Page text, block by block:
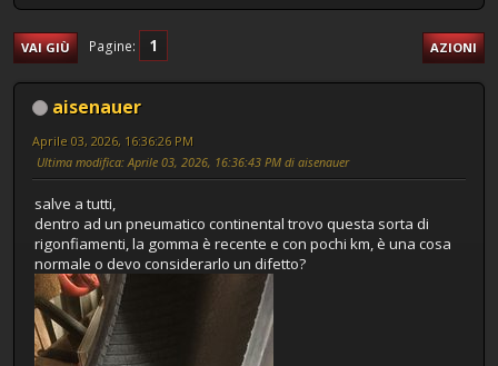
VAI GIÙ Pagine 1 AZIONI
aisenauer
Aprile 03, 2026, 16:36:26 PM
Ultima modifica: Aprile 03, 2026, 16:36:43 PM di aisenauer
salve a tutti,
dentro ad un pneumatico continental trovo questa sorta di
rigonfiamenti, la gomma è recente e con pochi km, è una cosa
normale o devo considerarlo un difetto?